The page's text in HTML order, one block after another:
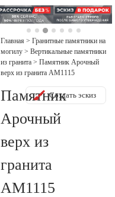
Главная > Гранитные памятники на
могилу > Вертикальные памятники
из гранита > Памятник Арочный
верх из гранита AM1115
Памятник
Арочный
верх из
гранита
AM1115
Создать эскиз